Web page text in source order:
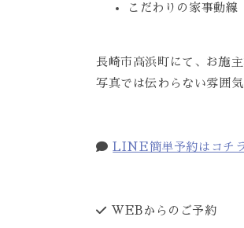
こだわりの家事動線
長崎市高浜町にて、お施
写真では伝わらない雰囲
LINE簡単予約はコチ
WEBからのご予約